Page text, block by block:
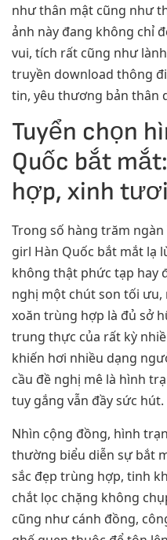
như thân mật cũng như
ảnh này đang không chỉ
vui, tích rất cũng như
truyền download thông
tin, yêu thương bản thân
Tuyển chọn
Quốc bắt
hợp, xinh tươi
Trong số hàng trăm
girl Hàn Quốc bắt mắt lạ
không thật phức tạp hay
nghị một chút son tối
xoăn trùng hợp là đủ sở
trung thực của rất kỳ
khiến hơi nhiều dạng
cầu đề nghị mê là hình
tuy gắng vẫn đầy sức hút.
Nhìn cộng đồng, hình
thường biểu diễn sự bắt
sắc đẹp trùng hợp, tinh
chắt lọc chặng không
cũng như cánh đồng,